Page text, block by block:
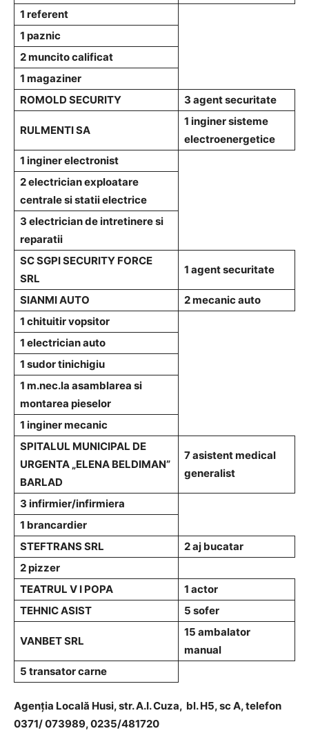
1 referent
1 paznic
2 muncito calificat
1 magaziner
ROMOLD SECURITY
3 agent securitate
RULMENTI SA
1 inginer sisteme
electroenergetice
1 inginer electronist
2 electrician exploatare
centrale si statii electrice
3 electrician de intretinere si
reparatii
SC SGPI SECURITY FORCE
SRL
1 agent securitate
SIANMI AUTO
2 mecanic auto
1 chituitir vopsitor
1 electrician auto
1 sudor tinichigiu
1 m.nec.la asamblarea si
montarea pieselor
1 inginer mecanic
SPITALUL MUNICIPAL DE
URGENTA „ELENA BELDIMAN”
BARLAD
7 asistent medical
generalist
3 infirmier/infirmiera
1 brancardier
STEFTRANS SRL
2 aj bucatar
2 pizzer
TEATRUL V I POPA
1 actor
TEHNIC ASIST
5 sofer
VANBET SRL
15 ambalator
manual
5 transator carne
Agenţia Locală Husi, str. A.I. Cuza, bl. H5, sc A, telefon
0371/ 073989,0235/481720